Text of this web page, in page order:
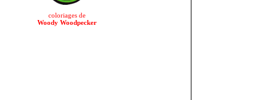
coloriages de
Woody Woodpecker